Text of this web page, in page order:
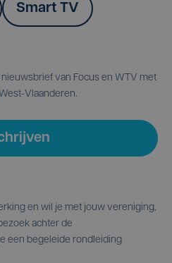
Smart TV
van Focus en WTV met
Vlaanderen.
en wil je met jouw vereniging,
achter de
een begeleide rondleiding